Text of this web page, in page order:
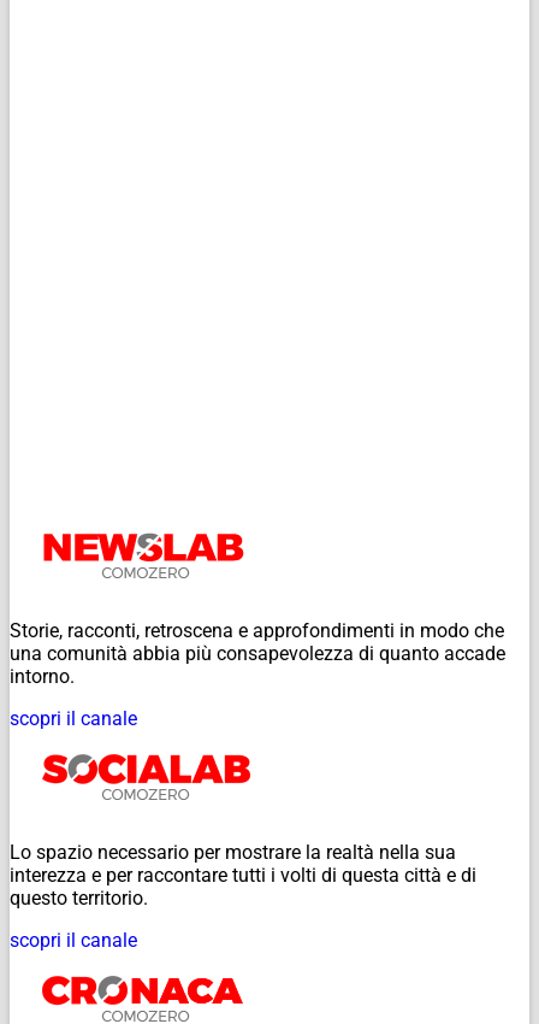
Storie, racconti, retroscena e approfondimenti in modo che
una comunità abbia più consapevolezza di quanto accade
intorno.
scopri il canale
Lo spazio necessario per mostrare la realtà nella sua
interezza e per raccontare tutti i volti di questa città e di
questo territorio.
scopri il canale